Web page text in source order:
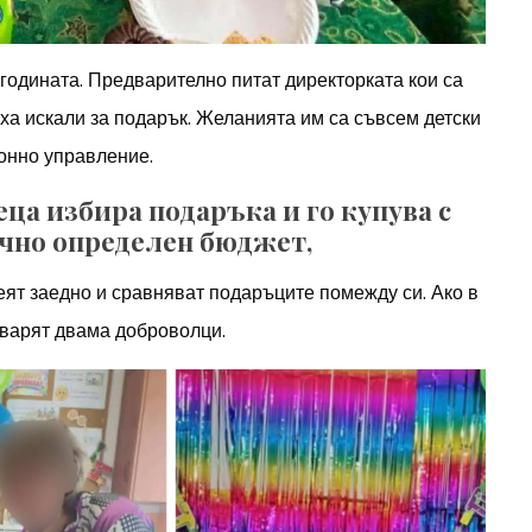
Предварително питат директорката кои са
искали за подарък. Желанията им са съвсем детски
управление.
избира подаръка и го купува с
определен бюджет,
заедно и сравняват подаръците помежду си. Ако в
двама доброволци.